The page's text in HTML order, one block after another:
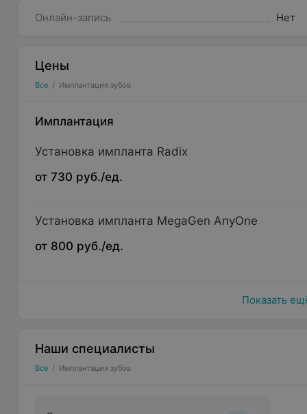
Онлайн-запись Нет
Цены
Все / Имплантация зубов
Имплантация
Установка импланта Radix
от 730 руб./ед.
Установка импланта MegaGen AnyOne
от 800 руб./ед.
Показать
Наши специалисты
Все / Имплантация зубов